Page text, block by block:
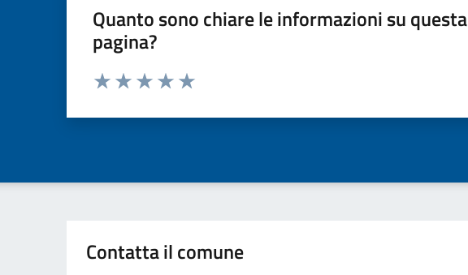
Quanto sono chiare le informazioni su questa
pagina?
Valuta da 1 a 5 stelle la pagina
Contatta il comune